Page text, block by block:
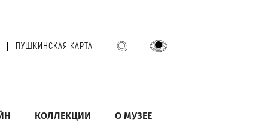
ПУШКИНСКАЯ КАРТА
КОЛЛЕКЦИИ О МУЗЕЕ